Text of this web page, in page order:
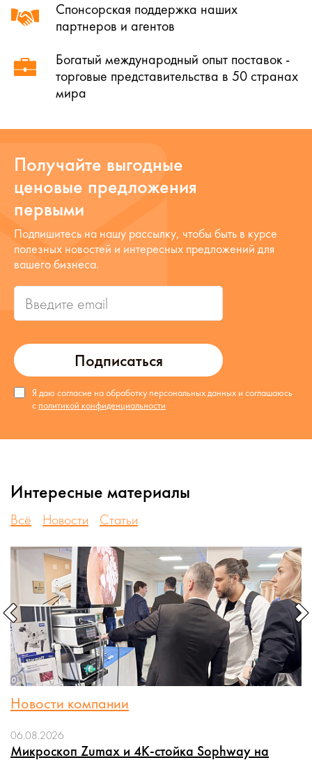
Спонсорская поддержка наших
партнеров и агентов
Богатый международный опыт поставок -
торговые представительства в 50 странах
мира
Получайте выгодные
ценовые предложения
первыми
Подписаться
Я даю согласие на обработку персональных данных и соглашаюсь
с политикой конфиденциальности
Подпишитесь на нашу рассылку, чтобы быть в курсе
полезных новостей и интересных предложений для
вашего бизнеса.
Интересные материалы
Всё Новости Статьи
Новости компании
06.08.2026
Микроскоп Zumax и 4K-стойка Sophway на